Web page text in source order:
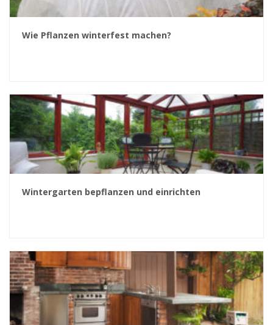
Wie Pflanzen winterfest machen?
Wintergarten bepflanzen und einrichten